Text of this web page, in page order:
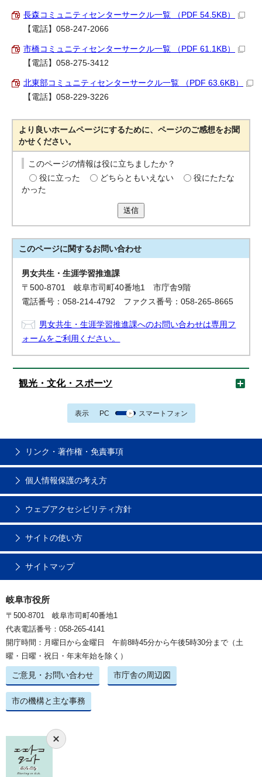
長森コミュニティセンターサークル一覧 （PDF 54.5KB）
【電話】058-247-2066
市橋コミュニティセンターサークル一覧 （PDF 61.1KB）
【電話】058-275-3412
北東部コミュニティセンターサークル一覧 （PDF 63.6KB）
【電話】058-229-3226
より良いホームページにするために、ページのご感想をお聞
かせください。
このページの情報は役に立ちましたか？
役に立った
どちらともいえない
役にたたな
かった
送信
このページに関するお問い合わせ
男女共生・生涯学習推進課
〒500-8701 岐阜市司町40番地1 市庁舎9階
電話番号：058-214-4792 ファクス番号：058-265-8665
男女共生・生涯学習推進課へのお問い合わせは専用フ
ォームをご利用ください。
観光・文化・スポーツ
表示 PC スマートフォン
リンク・著作権・免責事項
個人情報保護の考え方
ウェブアクセシビリティ方針
サイトの使い方
サイトマップ
岐阜市役所
〒500-8701 岐阜市司町40番地1
代表電話番号：058-265-4141
開庁時間：月曜日から金曜日 午前8時45分から午後5時30分まで（土
曜・日曜・祝日・年末年始を除く）
ご意見・お問い合わせ 市庁舎の周辺図
市の機構と主な事務